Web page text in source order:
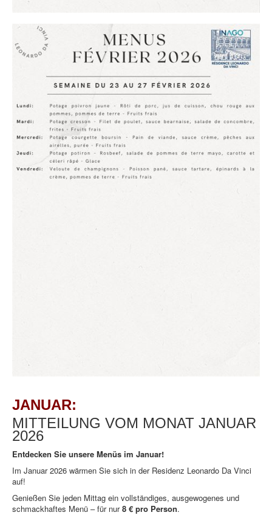
JANUAR:
MITTEILUNG VOM MONAT JANUAR
2026
Entdecken Sie unsere Menüs im Januar!
Im Januar 2026 wärmen Sie sich in der Residenz Leonardo Da Vinci
auf!
Genießen Sie jeden Mittag ein vollständiges, ausgewogenes und
schmackhaftes Menü – für nur8 € pro Person.